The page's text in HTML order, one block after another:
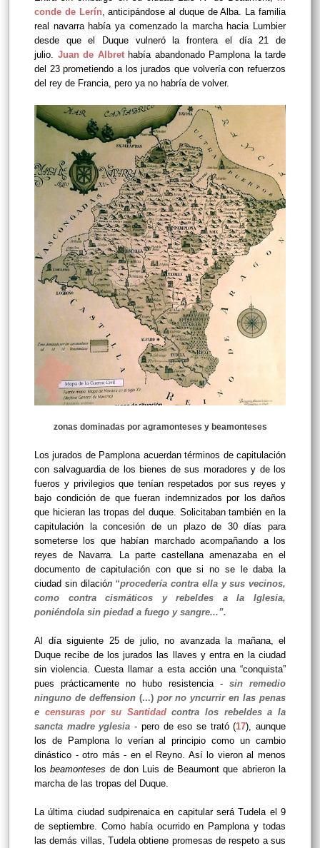
conde de Lerín , anticipándose al duque de Alba. La familia
real navarra había ya comenzado la marcha hacia Lumbier
desde que el Duque vulneró la frontera el día 21 de
julio. Juan de Albret había abandonado Pamplona la tarde
del 23 prometiendo a los jurados que volvería con refuerzos
del rey de Francia, pero ya no habría de volver.
zonas dominadas por agramonteses y beamonteses
Los jurados de Pamplona acuerdan términos de capitulación
con salvaguardia de los bienes de sus moradores y de los
fueros y privilegios que tenían respetados por sus reyes y
bajo condición de que fueran indemnizados por los daños
que hicieran las tropas del duque. Solicitaban también en la
capitulación la concesión de un plazo de 30 días para
someterse los que habían marchado acompañando a los
reyes de Navarra. La parte castellana amenazaba en el
documento de capitulación con que si no se le daba la
ciudad sin dilación “procedería contra ella y sus vecinos,
como contra cismáticos y rebeldes a la Iglesia,
poniéndola sin piedad a fuego y sangre...”.
Al día siguiente 25 de julio, no avanzada la mañana, el
Duque recibe de los jurados las llaves y entra en la ciudad
sin violencia. Cuesta llamar a esta acción una “conquista”
pues prácticamente no hubo resistencia - sin remedio
ninguno de deffension (...) por no yncurrir en las penas
e censuras por su Santidadcontra los rebeldes a la
sancta madre yglesia- pero de eso se trató (17), aunque
los de Pamplona lo verían al principio como un cambio
dinástico - otro más - en el Reyno. Así lo vieron al menos
losbeamonteses de don Luis de Beaumont que abrieron la
marcha de las tropas del Duque.
La última ciudad sudpirenaica en capitular será Tudela el 9
de septiembre. Como había ocurrido en Pamplona y todas
las demás villas, Tudela obtiene promesas de respeto a sus